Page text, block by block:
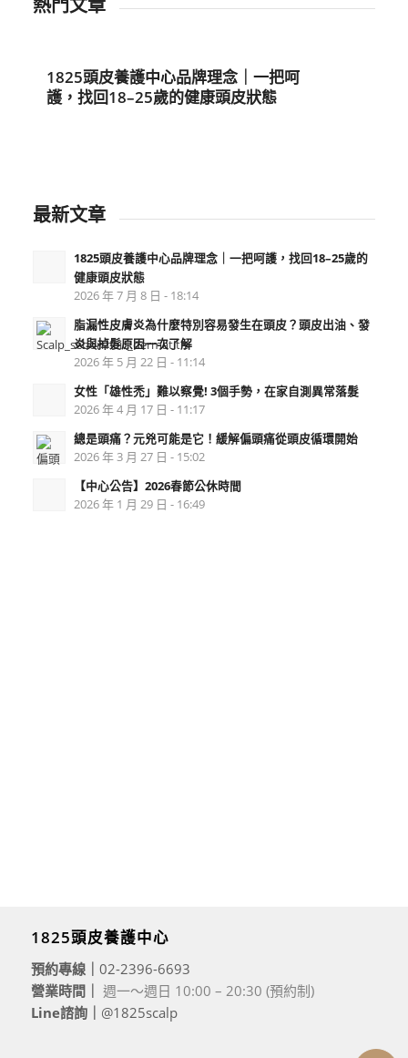
熱門文章
1825頭皮養護中心品牌理念｜一把呵
護，找回18–25歲的健康頭皮狀態
最新文章
1825頭皮養護中心品牌理念｜一把呵護，找回18–25歲的
健康頭皮狀態
2026 年 7 月 8 日 - 18:14
脂漏性皮膚炎為什麼特別容易發生在頭皮？頭皮出油、發
炎與掉髮原因一次了解
2026 年 5 月 22 日 - 11:14
女性「雄性禿」難以察覺! 3個手勢，在家自測異常落髮
2026 年 4 月 17 日 - 11:17
總是頭痛？元兇可能是它！緩解偏頭痛從頭皮循環開始
2026 年 3 月 27 日 - 15:02
【中心公告】2026春節公休時間
2026 年 1 月 29 日 - 16:49
1825頭皮養護中心
預約專線｜ 02-2396-6693
營業時間｜
週一～週日 10:00 – 20:30 (預約制)
Line諮詢｜ @1825scalp